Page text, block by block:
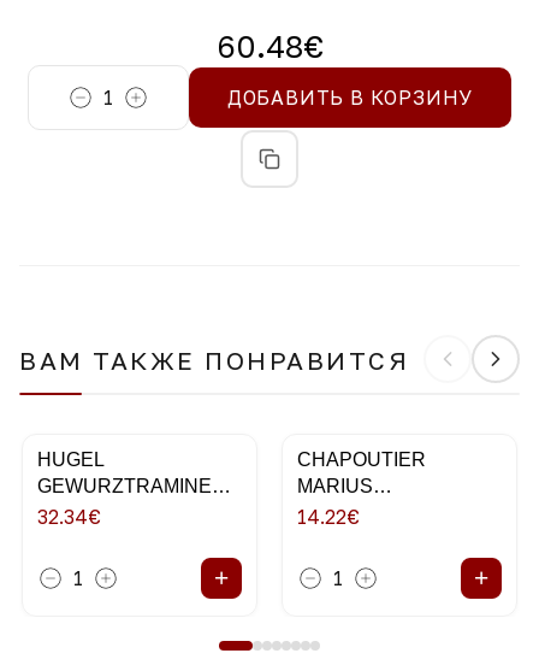
60.48€
1 ДОБАВИТЬ В КОРЗИНУ
ВАМ ТАКЖЕ ПОНРАВИТСЯ
HUGEL
GEWURZTRAMINER
75CL 2018
32.34€
1 +
CHAPOUTIER
MARIUS
VERMENTINO 75CL
14.22€
1 +